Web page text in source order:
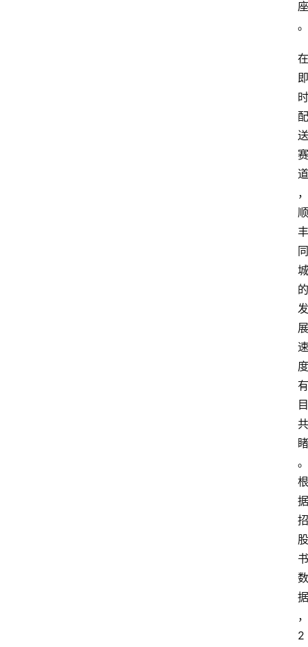
座
。
在
即
时
配
送
赛
道
，
顺
丰
同
城
的
发
展
速
度
有
目
共
睹
。
根
据
招
股
书
数
据
，
2